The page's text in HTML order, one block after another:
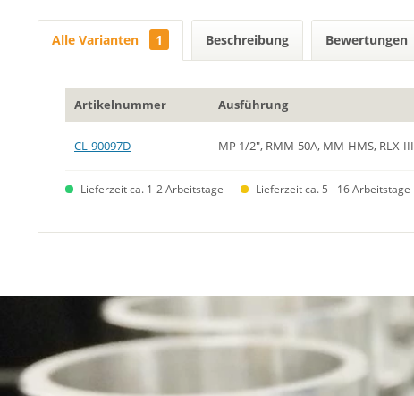
Alle Varianten 1 Beschreibung Bewertungen
Artikelnummer Ausführung
CL-90097D MP 1/2", RMM-50A, MM-HMS, RLX-III
Lieferzeit ca. 1-2 Arbeitstage Lieferzeit ca. 5 - 16 Arbeitstage